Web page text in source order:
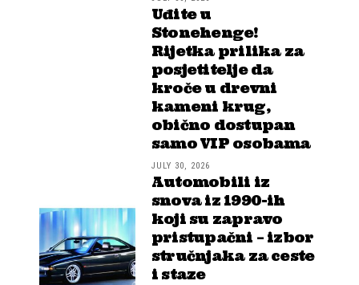
Uđite u
Stonehenge!
Rijetka prilika za
posjetitelje da
kroče u drevni
kameni krug,
obično dostupan
samo VIP osobama
JULY 30, 2026
Automobili iz
snova iz 1990-ih
koji su zapravo
pristupačni – izbor
stručnjaka za ceste
i staze